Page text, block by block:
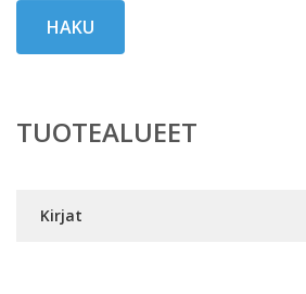
HAKU
TUOTEALUEET
Kirjat